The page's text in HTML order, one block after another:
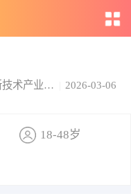
2026-03-06
长春市/长春高新技术产业开发区
18-48岁